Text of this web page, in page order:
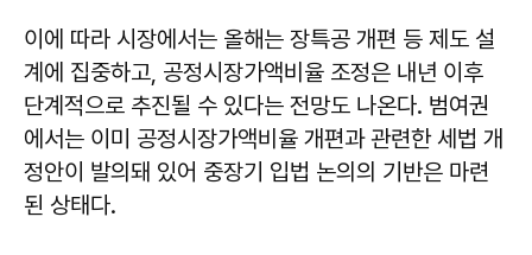
이에 따라 시장에서는 올해는 장특공 개편 등 제도 설
계에 집중하고, 공정시장가액비율 조정은 내년 이후
단계적으로 추진될 수 있다는 전망도 나온다. 범여권
에서는 이미 공정시장가액비율 개편과 관련한 세법 개
정안이 발의돼 있어 중장기 입법 논의의 기반은 마련
된 상태다.